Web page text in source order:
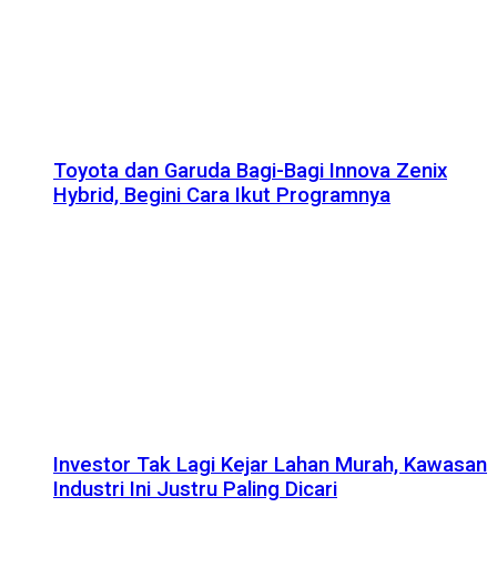
Toyota dan Garuda Bagi-Bagi Innova Zenix
Hybrid, Begini Cara Ikut Programnya
Investor Tak Lagi Kejar Lahan Murah, Kawasan
Industri Ini Justru Paling Dicari